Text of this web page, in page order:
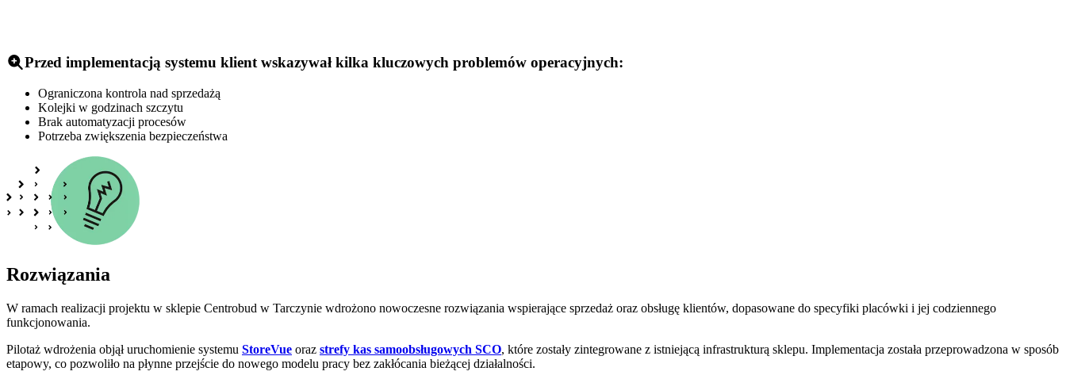
Przed implementacją systemu klient wskazywał kilka kluczowych problemów operacyjnych:
Ograniczona kontrola nad sprzedażą
Kolejki w godzinach szczytu
Brak automatyzacji procesów
Potrzeba zwiększenia bezpieczeństwa
Rozwiązania
W ramach realizacji projektu w sklepie Centrobud w Tarczynie wdrożono nowoczesne rozwiązania wspierające sprzedaż oraz obsługę klientów, dopasowane do specyfiki placówki i jej codziennego
funkcjonowania.
Pilotaż wdrożenia objął uruchomienie systemu StoreVue oraz strefy kas samoobsługowych SCO, które zostały zintegrowane z istniejącą infrastrukturą sklepu. Implementacja została przeprowadzona w sposób
etapowy, co pozwoliło na płynne przejście do nowego modelu pracy bez zakłócania bieżącej działalności.